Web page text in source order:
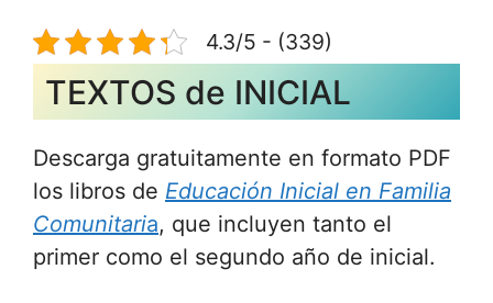
4.3/5 - (339)
TEXTOS de INICIAL
Descarga gratuitamente en formato PDF
los libros de Educación Inicial en Familia
Comunitaria, que incluyen tanto el
primer como el segundo año de inicial.